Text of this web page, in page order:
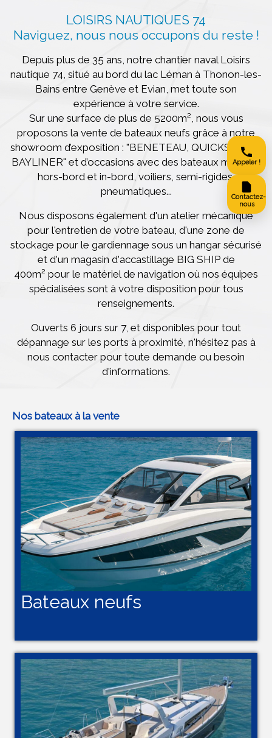
LOISIRS NAUTIQUES 74
Naviguez, nous nous occupons du reste !
Depuis plus de 35 ans, notre chantier naval Loisirs
nautique 74, situé au bord du lac Léman à Thonon-les-
Bains entre Genève et Evian, met toute son
expérience à votre service.
Sur une surface de plus de 5200m², nous vous
proposons la vente de bateaux neufs grâce à notre
showroom d’exposition : "BENETEAU, QUICKSILVER,
BAYLINER" et d’occasions avec des bateaux moteurs
hors-bord et in-bord, voiliers, semi-rigides,
pneumatiques...
Nous disposons également d'un atelier mécanique
pour l'entretien de votre bateau, d'une zone de
stockage pour le gardiennage sous un hangar sécurisé
et d'un magasin d'accastillage BIG SHIP de
400m² pour le matériel de navigation où nos équipes
spécialisées sont à votre disposition pour tous
renseignements.
Ouverts 6 jours sur 7, et disponibles pour tout
dépannage sur les ports à proximité, n'hésitez pas à
nous contacter pour toute demande ou besoin
d'informations.
Nos bateaux à la vente
Bateaux neufs
Appeler !
Contactez-
nous